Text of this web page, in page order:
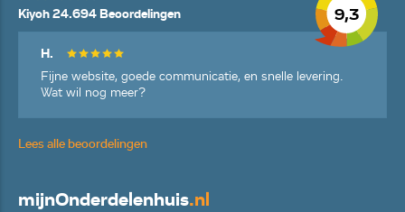
9,3
Kiyoh 24.694 Beoordelingen
H.
Fijne website, goede communicatie, en snelle levering.
Wat wil nog meer?
Lees alle beoordelingen
mijnOnderdelenhuis.nl